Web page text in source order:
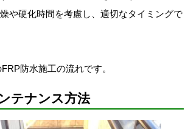
や硬化時間を考慮し、適切なタイミングで
防水施工の流れです。
テナンス方法